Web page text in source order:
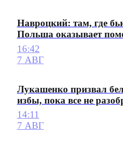
Навроцкий: там, где
Польша оказывает
16:42
7 АВГ
Лукашенко призвал
избы, пока все не
14:11
7 АВГ